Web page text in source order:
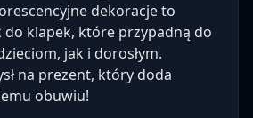
dekoracje to
klapek, które przypadną do
jak i dorosłym.
na prezent, który doda
obuwiu!